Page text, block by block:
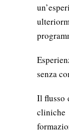
senza
Il flusso